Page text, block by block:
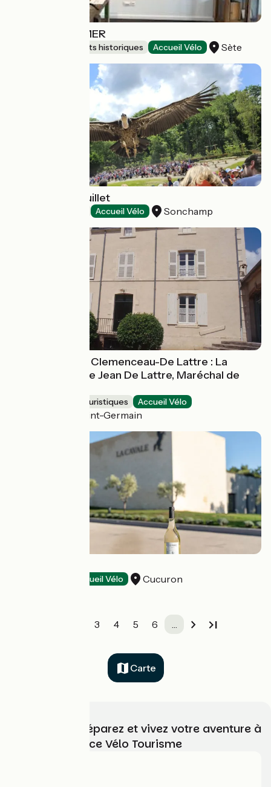
MUSÉE DE LA MER
Sites et monuments historiques Accueil Vélo Sète
Espace Rambouillet
Accueil Vélo Sonchamp
Musée National Clemenceau-De Lattre : La
maison natale de Jean De Lattre, Maréchal de
Musées et sites touristiques Accueil Vélo
Mouilleron-Saint-Germain
Accueil Vélo Cucuron
3 4 5 6 …
Carte
Choisissez, préparez et vivez votre aventure à
vélo avec France Vélo Tourisme